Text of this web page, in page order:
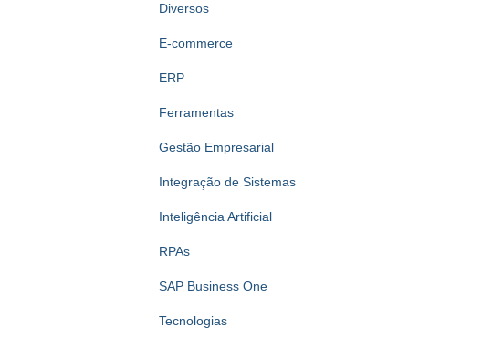
Diversos
E-commerce
ERP
Ferramentas
Gestão Empresarial
Integração de Sistemas
Inteligência Artificial
RPAs
SAP Business One
Tecnologias